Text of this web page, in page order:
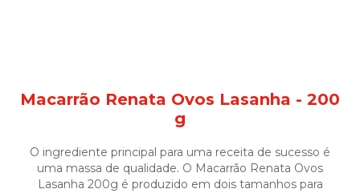
Macarrão Renata Ovos Lasanha - 200
g
O ingrediente principal para uma receita de sucesso é
uma massa de qualidade. O Macarrão Renata Ovos
Lasanha 200g é produzido em dois tamanhos para